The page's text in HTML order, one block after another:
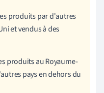
produits par d'autres
et vendus à des
produits au Royaume-
pays en dehors du